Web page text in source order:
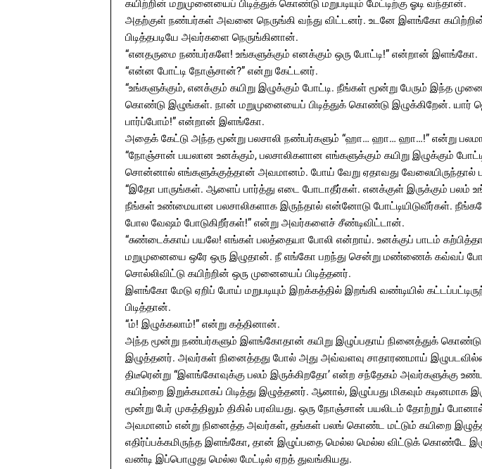
கயிற்றின் மறுமுனையைப் பிடித்துக் கொண்டு மறுபடியும் மேட்டிற்கு ஓடி வந்தான்.
அதற்குள் நண்பர்கள் அவனை நெருங்கி வந்து விட்டனர். உடனே இளங்கோ
பிடித்தபடியே அவர்களை நெருங்கினான்.
“எனதருமை நண்பர்களே! உங்களுக்கும் எனக்கும் ஒரு போட்டி!” என்றான் இளங்கோ.
“என்ன போட்டி நோஞ்சான்?” என்று கேட்டனர்.
“உங்களுக்கும், எனக்கும் கயிறு இழுக்கும் போட்டி. நீங்கள் மூன்று பேரும் இந்த
கொண்டு இழுங்கள். நான் மறுமுனையைப் பிடித்துக் கொண்டு இழுக்கிறேன். யார்
பார்ப்போம்!” என்றான் இளங்கோ.
அதைக் கேட்டு அந்த மூன்று பலசாலி நண்பர்களும் “ஹா… ஹா… ஹா…!” என்று பலமான
“நோஞ்சான் பயலான உனக்கும், பலசாலிகளான எங்களுக்கும் கயிறு இழுக்கும்
சொன்னால் எங்களுக்குத்தான் அவமானம். போய் வேறு ஏதாவது வேலையிருந்தால்
“இதோ பாருங்கள். ஆளைப் பார்த்து எடை போடாதீர்கள். எனக்குள் இருக்கும் பலம்
நீங்கள் உண்மையான பலசாலிகளாக இருந்தால் என்னோடு போட்டியிடுவீர்கள்.
போல வேஷம் போடுகிறீர்கள்!” என்று அவர்களைச் சீண்டிவிட்டான்.
“சுண்டைக்காய் பயலே! எங்கள் பலத்தையா போலி என்றாய். உனக்குப் பாடம்
மறுமுனையை ஒரே ஒரு இழுதான். நீ எங்கோ பறந்து சென்று மண்ணைக் கவ்வப்
சொல்லிவிட்டு கயிற்றின் ஒரு முனையைப் பிடித்தனர்.
இளங்கோ மேடு ஏறிப் போய் மறுபடியும் இறக்கத்தில் இறங்கி வண்டியில்
பிடித்தான்.
“ம்! இழுக்கலாம்!” என்று கத்தினான்.
அந்த மூன்று நண்பர்களும் இளங்கோதான் கயிறு இழுப்பதாய் நினைத்துக் கொண்டு
இழுத்தனர். அவர்கள் நினைத்தது போல் அது அவ்வளவு சாதாரணமாய்
திடீரென்று “இளங்கோவுக்கு பலம் இருக்கிறதோ’ என்ற சந்தேகம் அவர்களுக்கு
கயிற்றை இறுக்கமாகப் பிடித்து இழுத்தனர். ஆனால், இழுப்பது மிகவும் கடினமாக
மூன்று பேர் முகத்திலும் திகில் பரவியது. ஒரு நோஞ்சான் பயலிடம் தோற்றுப்
அவமானம் என்று நினைத்த அவர்கள், தங்கள் பலங் கொண்ட மட்டும் கயிறை
எதிர்ப்பக்கமிருந்த இளங்கோ, தான் இழுப்பதை மெல்ல மெல்ல விட்டுக் கொண்டே
வண்டி இப்பொழுது மெல்ல மேட்டில் ஏறத் துவங்கியது.